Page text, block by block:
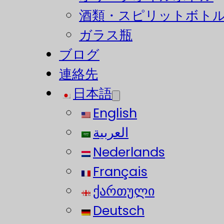
酒類・スピリットボト
ガラス瓶
ブログ
連絡先
日本語
English
العربية
Nederlands
Français
ქართული
Deutsch